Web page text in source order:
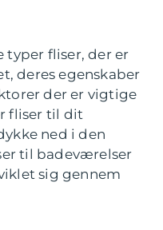
fliser, der er
deres egenskaber
der er vigtige
fliser til dit
ned i den
til badeværelser
sig gennem